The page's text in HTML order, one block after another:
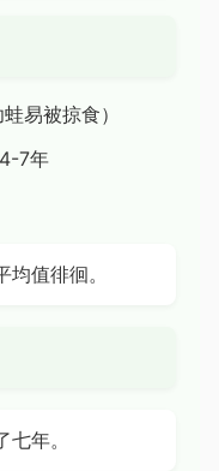
易被掠食）
7年
值徘徊。
年。